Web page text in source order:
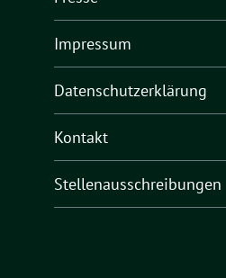
Impressum
Datenschutzerklärung
Kontakt
Stellenausschreibungen